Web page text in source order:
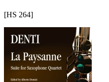
[HS 264]